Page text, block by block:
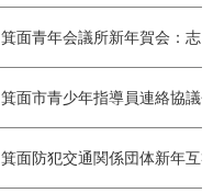
箕面青年会議所新年賀会：志
箕面市青少年指導員連絡協議
箕面防犯交通関係団体新年互